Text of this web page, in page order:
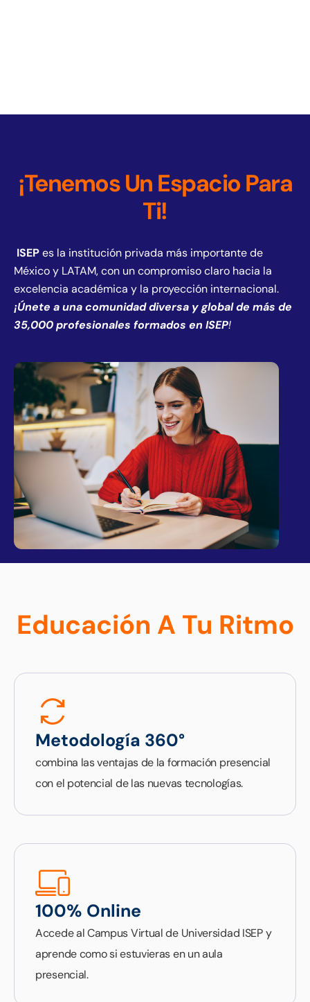
¡Tenemos Un Espacio Para
Ti!
ISEPes la institución privada más importante de
México y LATAM, con un compromiso claro hacia la
excelencia académica y la proyección internacional.
¡Únete a una comunidad diversa y global de más de
35,000 profesionales formados en ISEP!
Educación A Tu Ritmo
Metodología 360°
combina las ventajas de la formación presencial
con el potencial de las nuevas tecnologías.
100% Online
Accede al Campus Virtual de Universidad ISEP y
aprende como si estuvieras en un aula
presencial.